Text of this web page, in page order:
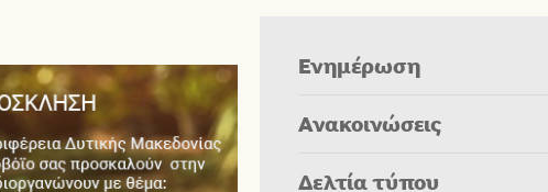
Ενημέρωση
Ανακοινώσεις
Δελτία τύπου